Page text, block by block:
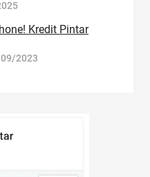
Kredit Pintar
2023